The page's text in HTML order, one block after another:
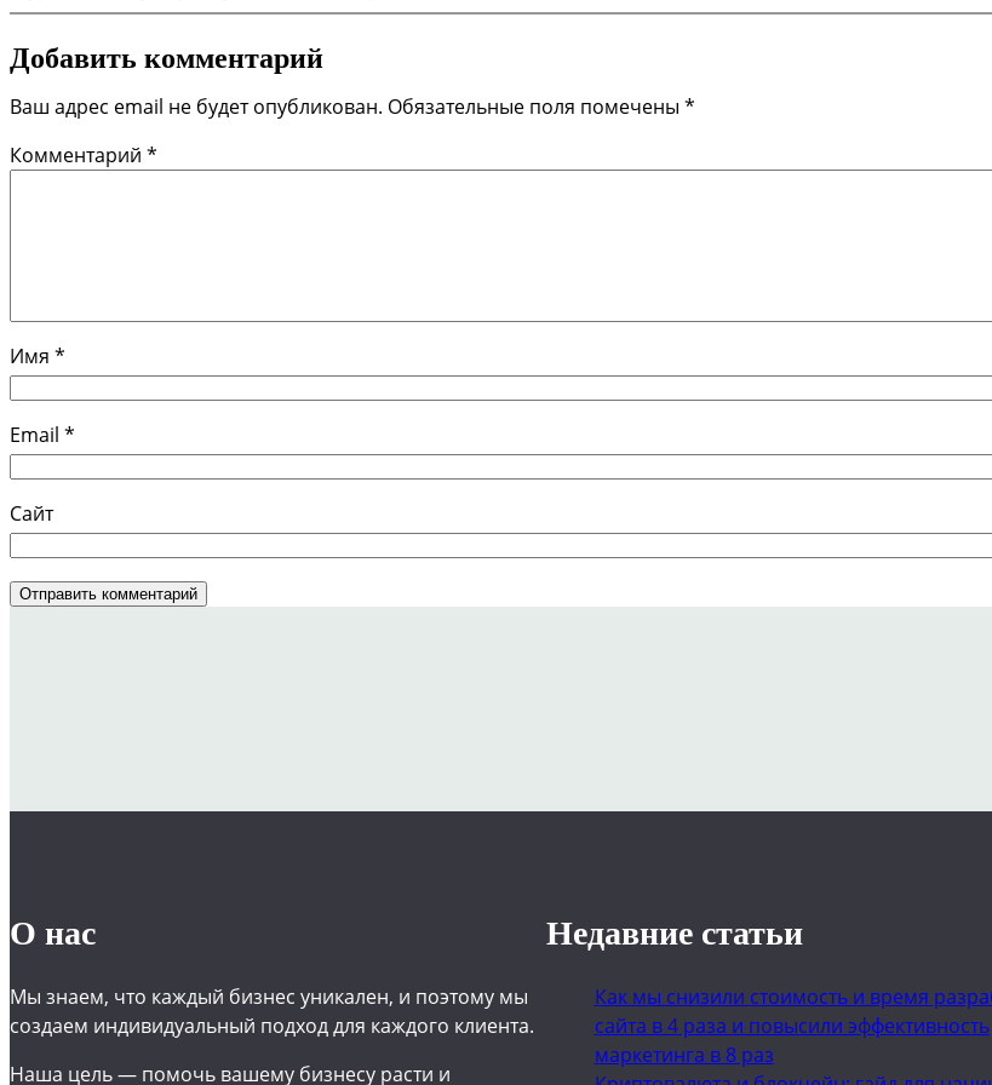
Добавить комментарий
Ваш адрес email не будет опубликован. Обязательные поля помечены *
Комментарий *
Имя *
Email *
Сайт
О нас
Мы знаем, что каждый бизнес уникален, и поэтому мы
создаем индивидуальный подход для каждого клиента.
Наша цель — помочь вашему бизнесу расти и
Недавние статьи
Как мы снизили стоимость и время
сайта в 4 раза и повысили эффективность
маркетинга в 8 раз